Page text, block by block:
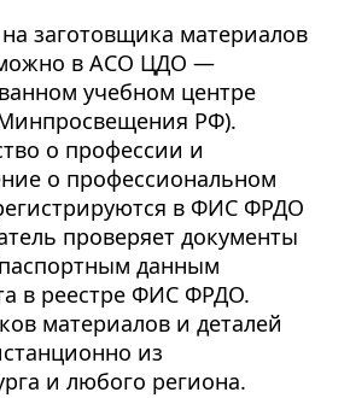
заготовщика материалов
в АСО ЦДО —
учебном центре
РФ).
о профессии и
о профессиональном
в ФИС ФРДО
проверяет документы
данным
в реестре ФИС ФРДО.
материалов и деталей
из
и любого региона.